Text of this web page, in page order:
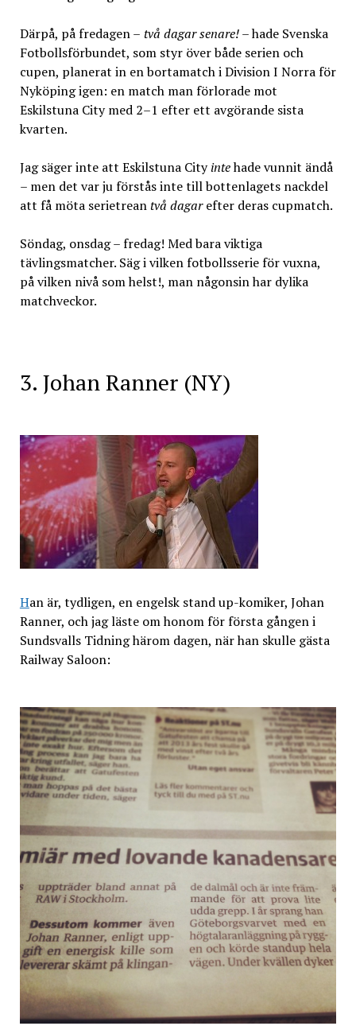
Därpå, på fredagen – två dagar senare!– hade Svenska
Fotbollsförbundet, som styr över både serien och
cupen, planerat in en bortamatch i Division I Norra för
Nyköping igen: en match man förlorade mot
Eskilstuna City med 2–1 efter ett avgörande sista
kvarten.
Jag säger inte att Eskilstuna Cityintehade vunnit ändå
– men det var ju förstås inte till bottenlagets nackdel
att få möta serietreantvå dagarefter deras cupmatch.
Söndag, onsdag – fredag! Med bara viktiga
tävlingsmatcher. Säg i vilken fotbollsserie för vuxna,
på vilken nivå som helst!, man någonsin har dylika
matchveckor.
3. Johan Ranner (NY)
Han är, tydligen, en engelsk stand up-komiker, Johan
Ranner, och jag läste om honom för första gången i
Sundsvalls Tidning härom dagen, när han skulle gästa
Railway Saloon: